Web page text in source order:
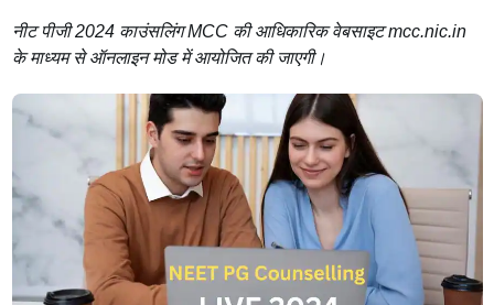
नीट पीजी 2024 काउंसलिंग MCC की आधिकारिक वेबसाइट mcc.nic.in
के माध्यम से ऑनलाइन मोड में आयोजित की जाएगी।